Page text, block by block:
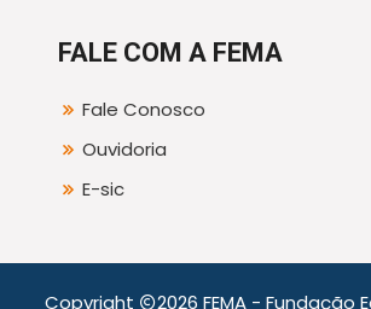
FALE COM A FEMA
Fale Conosco
Ouvidoria
E-sic
Copyright 2026 FEMA - Fundação